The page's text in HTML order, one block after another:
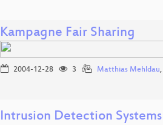
Kampagne Fair Sharing
2004-12-28 3 Matthias Mehldau,
Intrusion Detection Systems